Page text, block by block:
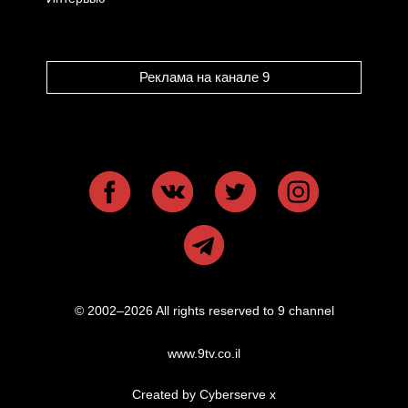
Реклама на канале 9
© 2002–2026 All rights reserved to 9 channel
www.9tv.co.il
Created by Cyberserve x